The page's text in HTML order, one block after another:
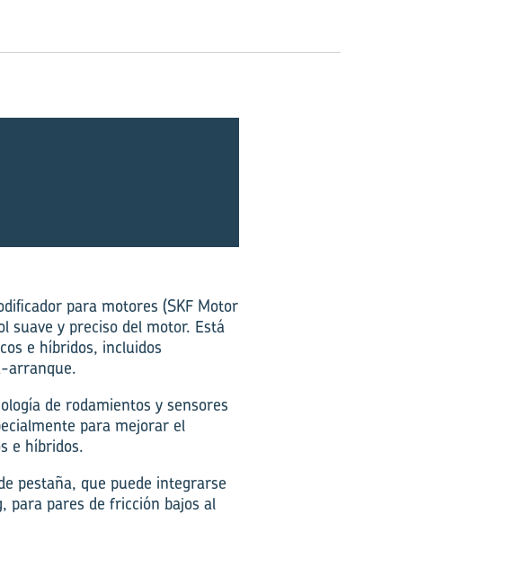
para motores (SKF Motor
suave y preciso del motor. Está
e híbridos, incluidos
arranque.
de rodamientos y sensores
para mejorar el
e híbridos.
pestaña, que puede integrarse
para pares de fricción bajos al